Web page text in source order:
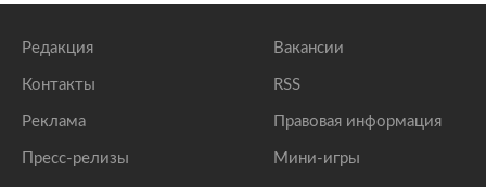
Редакция
Контакты
Реклама
Пресс-релизы
Вакансии
RSS
Правовая информация
Мини-игры